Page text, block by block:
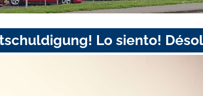
Lo siento!